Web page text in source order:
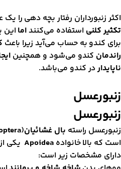
زنبورداران رفتار بچه دهی را یک
کلنیاستفاده می‌کنندامااین
کندو به حساب می‌آید زیرا باعث
کندو می‌شود و همچنین
در کندو می‌باشد.
راستهبال غشائیان(
که بالا خانواده Apoideaیکی
مشخصات زیر است: